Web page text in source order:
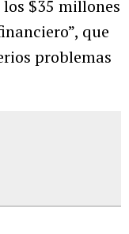
$35 millones
que
problemas